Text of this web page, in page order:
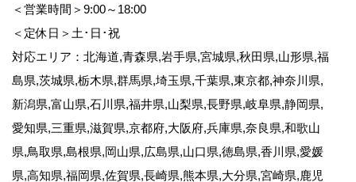
＜営業時間＞9:00～18:00
＜定休日＞土･日･祝
対応エリア：北海道,青森県,岩手県,宮城県,秋田県,山形県,福
島県,茨城県,栃木県,群馬県,埼玉県,千葉県,東京都,神奈川県,
新潟県,富山県,石川県,福井県,山梨県,長野県,岐阜県,静岡県,
愛知県,三重県,滋賀県,京都府,大阪府,兵庫県,奈良県,和歌山
県,鳥取県,島根県,岡山県,広島県,山口県,徳島県,香川県,愛媛
県,高知県,福岡県,佐賀県,長崎県,熊本県,大分県,宮崎県,鹿児